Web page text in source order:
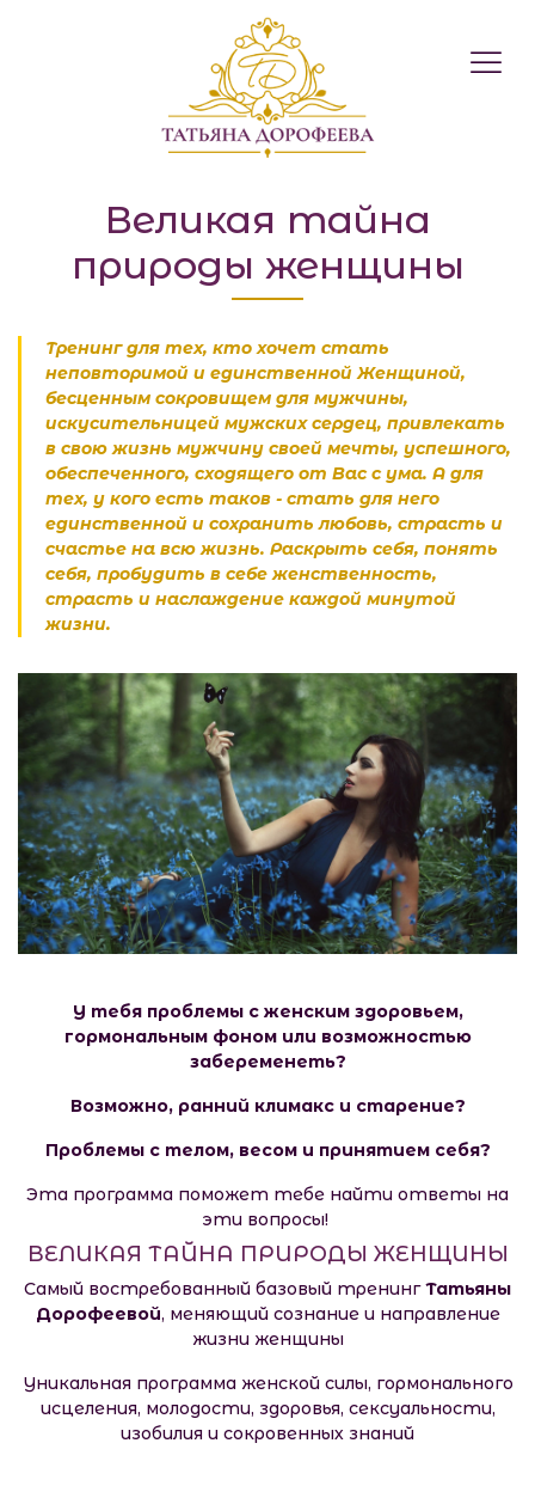
Великая тайна
природы женщины
Тренинг для тех, кто хочет стать
неповторимой и единственной Женщиной,
бесценным сокровищем для мужчины,
искусительницей мужских сердец, привлекать
в свою жизнь мужчину своей мечты, успешного,
обеспеченного, сходящего от Вас с ума. А для
тех, у кого есть таков - стать для него
единственной и сохранить любовь, страсть и
счастье на всю жизнь. Раскрыть себя, понять
себя, пробудить в себе женственность,
страсть и наслаждение каждой минутой
жизни.
У тебя проблемы с женским здоровьем,
гормональным фоном или возможностью
забеременеть?
Возможно, ранний климакс и старение?
Проблемы с телом, весом и принятием себя?
Эта программа поможет тебе найти ответы на
эти вопросы!
ВЕЛИКАЯ ТАЙНА ПРИРОДЫ ЖЕНЩИНЫ
Самый востребованный базовый тренингТатьяны
Дорофеевой, меняющий сознание и направление
жизни женщины
Уникальная программа женской силы, гормонального
исцеления, молодости, здоровья, сексуальности,
изобилия и сокровенных знаний